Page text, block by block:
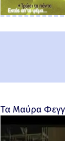
Τα Μαύρα